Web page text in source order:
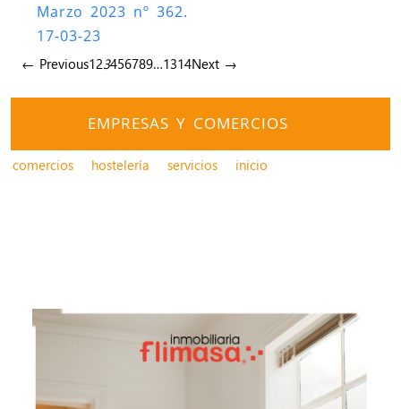
Marzo 2023 nº 362.
17-03-23
← Previous123456789…1314Next →
EMPRESAS Y COMERCIOS
comercios hostelería servicios inicio